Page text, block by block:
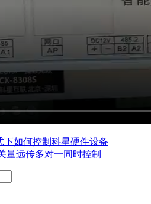
下如何控制科星硬件设备
量远传多对一同时控制